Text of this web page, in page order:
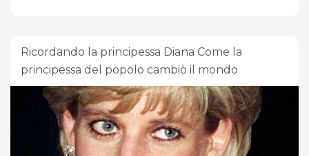
Ricordando la principessa Diana Come la
principessa del popolo cambiò il mondo